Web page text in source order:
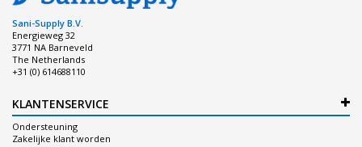
Sani-Supply B.V.
Energieweg 32
3771 NA Barneveld
The Netherlands
+31 (0) 614688110
KLANTENSERVICE
Ondersteuning
Zakelijke klant worden